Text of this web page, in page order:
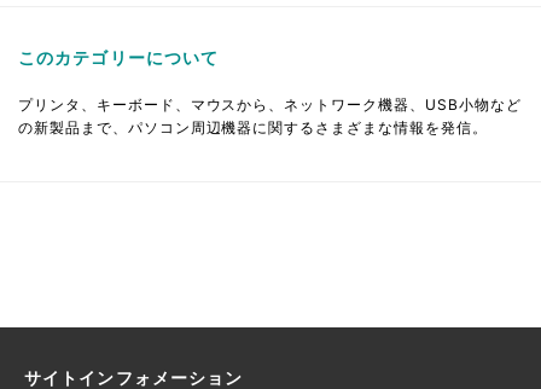
このカテゴリーについて
プリンタ、キーボード、マウスから、ネットワーク機器、USB小物など
の新製品まで、パソコン周辺機器に関するさまざまな情報を発信。
サイトインフォメーション